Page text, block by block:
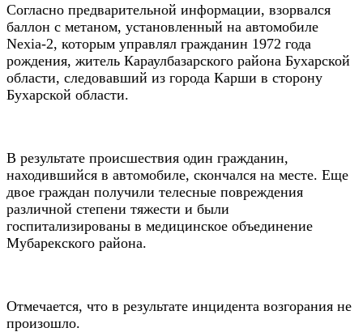
Согласно предварительной информации, взорвался
баллон с метаном, установленный на автомобиле
Nexia-2, которым управлял гражданин 1972 года
рождения, житель Караулбазарского района Бухарской
области, следовавший из города Карши в сторону
Бухарской области.
В результате происшествия один гражданин,
находившийся в автомобиле, скончался на месте. Еще
двое граждан получили телесные повреждения
различной степени тяжести и были
госпитализированы в медицинское объединение
Мубарекского района.
Отмечается, что в результате инцидента возгорания не
произошло.